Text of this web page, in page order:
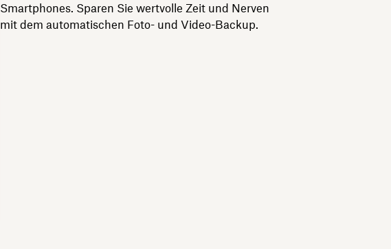
Smartphones. Sparen Sie wertvolle Zeit und Nerven
mit dem automatischen Foto- und Video-Backup.